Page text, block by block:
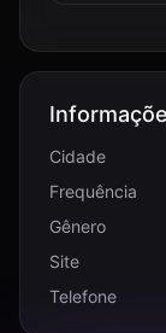
Cidade
Frequência
Gênero
Site
Telefone